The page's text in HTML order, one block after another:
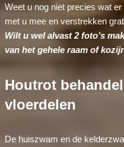
Weet u nog niet precies wat
met u mee en verstrekken
Wilt u wel alvast 2 foto’s
van het gehele raam of
Houtrot
vloerdelen
De huiszwam en de